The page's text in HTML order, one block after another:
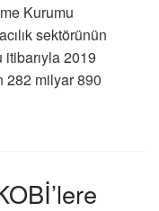
Kurumu
sektörünün
2019
282 milyar 890